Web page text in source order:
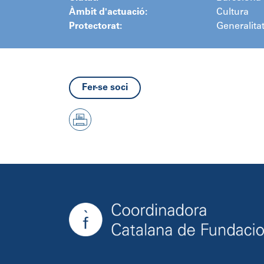
Àmbit d'actuació:
Cultura
Protectorat:
Fer-se soci